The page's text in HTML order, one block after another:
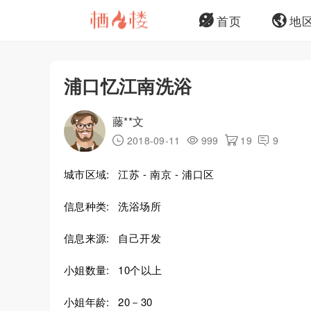
首页 地
浦口忆江南洗浴
藤**文
2018-09-11 999 19 9
城市区域: 江苏 - 南京 - 浦口区
信息种类: 洗浴场所
信息来源: 自己开发
小姐数量: 10个以上
小姐年龄: 20－30